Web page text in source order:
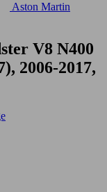
Aston Martin
V8 N400
2006-2017,